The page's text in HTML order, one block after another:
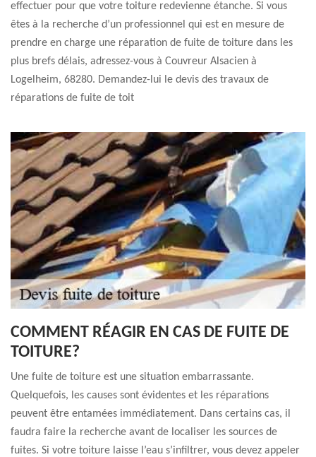
effectuer pour que votre toiture redevienne étanche. Si vous
êtes à la recherche d’un professionnel qui est en mesure de
prendre en charge une réparation de fuite de toiture dans les
plus brefs délais, adressez-vous à Couvreur Alsacien à
Logelheim, 68280. Demandez-lui le devis des travaux de
réparations de fuite de toit
COMMENT RÉAGIR EN CAS DE FUITE DE
TOITURE?
Une fuite de toiture est une situation embarrassante.
Quelquefois, les causes sont évidentes et les réparations
peuvent être entamées immédiatement. Dans certains cas, il
faudra faire la recherche avant de localiser les sources de
fuites. Si votre toiture laisse l’eau s’infiltrer, vous devez appeler